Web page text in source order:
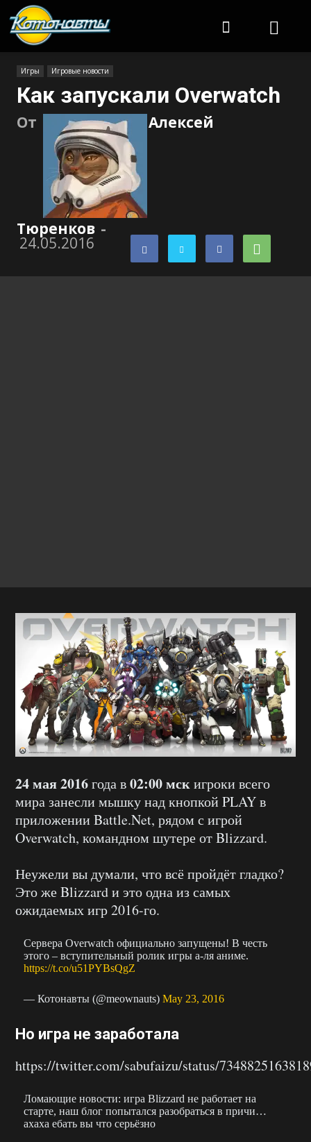
Игры Игровые новости
Как запускали Overwatch
От Алексей
Тюренков -
24.05.2016
24 мая 2016года в02:00 мскигроки всего
мира занесли мышку над кнопкой PLAY в
приложении Battle.Net, рядом с игрой
Overwatch, командном шутере от Blizzard.
Неужели вы думали, что всё пройдёт гладко?
Это же Blizzard и это одна из самых
ожидаемых игр 2016-го.
Сервера Overwatch официально запущены! В честь
этого – вступительный ролик игры а-ля аниме.
https://t.co/u51PYBsQgZ
— Котонавты (@meownauts)May 23, 2016
Но игра не заработала
https://twitter.com/sabufaizu/status/
Ломающие новости: игра Blizzard не работает на
старте, наш блог попытался разобраться в причи…
ахаха ебать вы что серьёзно